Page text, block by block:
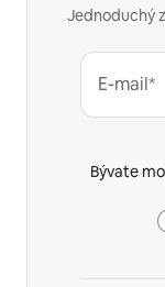
Jednoduchý
E-mail*
Bývate